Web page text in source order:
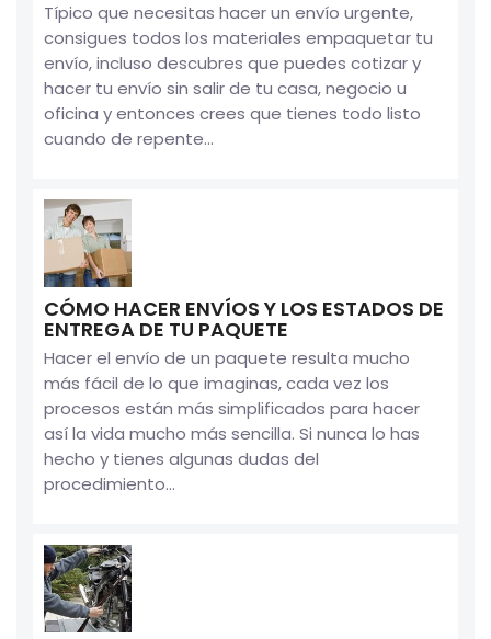
Típico que necesitas hacer un envío urgente,
consigues todos los materiales empaquetar tu
envío, incluso descubres que puedes cotizar y
hacer tu envío sin salir de tu casa, negocio u
oficina y entonces crees que tienes todo listo
cuando de repente...
CÓMO HACER ENVÍOS Y LOS ESTADOS DE
ENTREGA DE TU PAQUETE
Hacer el envío de un paquete resulta mucho
más fácil de lo que imaginas, cada vez los
procesos están más simplificados para hacer
así la vida mucho más sencilla. Si nunca lo has
hecho y tienes algunas dudas del
procedimiento...